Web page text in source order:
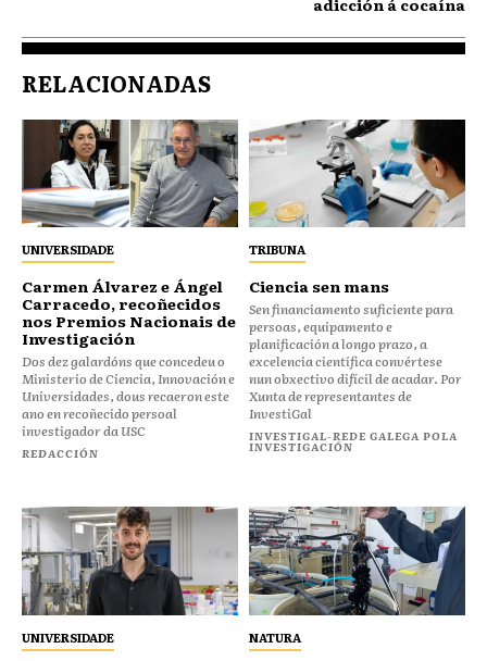
RELACIONADAS
UNIVERSIDADE
Carmen Álvarez e Ángel
Carracedo, recoñecidos
nos Premios Nacionais de
Investigación
Dos dez galardóns que concedeu o
Ministerio de Ciencia, Innovación e
Universidades, dous recaeron este
ano en recoñecido persoal
investigador da USC
REDACCIÓN
TRIBUNA
Ciencia sen mans
Sen financiamento suficiente para
persoas, equipamento e
planificación a longo prazo, a
excelencia científica convértese
nun obxectivo difícil de acadar. Por
Xunta de representantes de
InvestiGal
INVESTIGAL-REDE GALEGA POLA
INVESTIGACIÓN
UNIVERSIDADE NATURA